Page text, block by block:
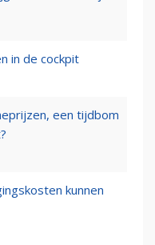
in de cockpit
een tijdbom
kunnen